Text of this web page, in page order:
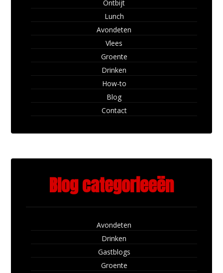
Ontbijt
Lunch
Avondeten
Vlees
Groente
Drinken
How-to
Blog
Contact
Blog categorieeën
Avondeten
Drinken
Gastblogs
Groente